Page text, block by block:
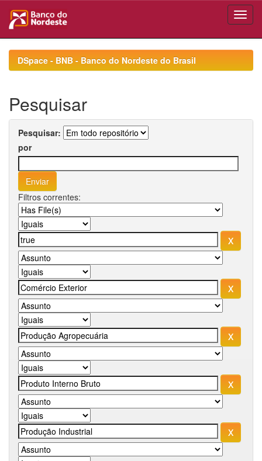
navigationDSpace - BNB - Banco do Nordeste do Brasil
Pesquisar
Pesquisar:
por
Filtros correntes: